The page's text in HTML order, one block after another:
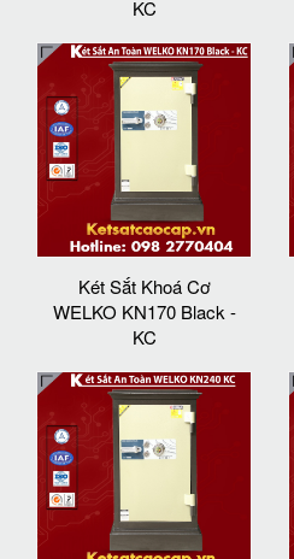
KC
Két Sắt Khoá Cơ
WELKO KN170 Black -
KC